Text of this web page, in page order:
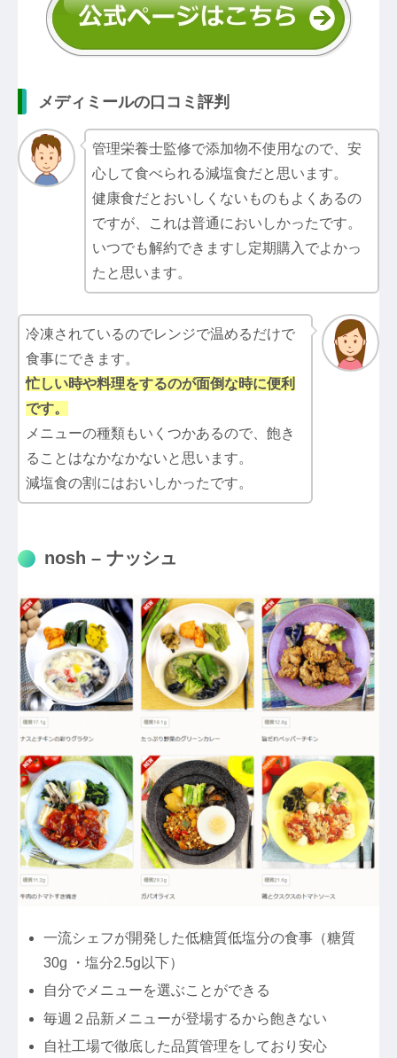
メディミールの口コミ評判
管理栄養士監修で添加物不使用なので、安
心して食べられる減塩食だと思います。
健康食だとおいしくないものもよくあるの
ですが、これは普通においしかったです。
いつでも解約できますし定期購入でよかっ
たと思います。
冷凍されているのでレンジで温めるだけで
食事にできます。
忙しい時や料理をするのが面倒な時に便利
です。
メニューの種類もいくつかあるので、飽き
ることはなかなかないと思います。
減塩食の割にはおいしかったです。
nosh – ナッシュ
一流シェフが開発した低糖質低塩分の食事（糖質
30g ・塩分2.5g以下）
自分でメニューを選ぶことができる
毎週２品新メニューが登場するから飽きない
自社工場で徹底した品質管理をしており安心